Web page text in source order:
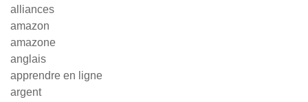
alliances
amazon
amazone
anglais
apprendre en ligne
argent